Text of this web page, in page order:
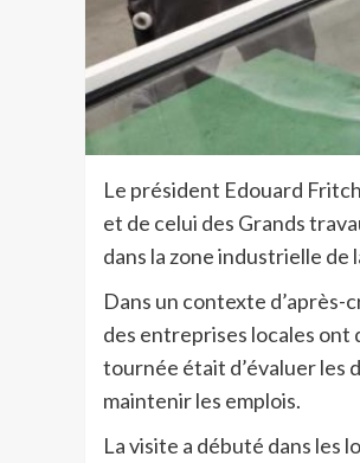
Le président Edouard
et de celui des Grands
dans la zone industrielle de
Dans un contexte d’après-
des entreprises locales ont
tournée était d’évaluer les
maintenir les emplois.
La visite a débuté dans les